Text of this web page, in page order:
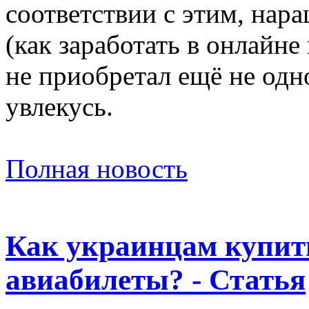
соответствии с этим,
(как заработать в
не приобретал ещё не
увлекусь.
Полная новость
Как украинцам
авиабилеты? - Статья